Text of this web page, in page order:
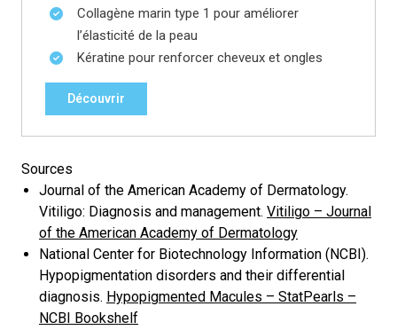
Collagène marin type 1 pour améliorer
l’élasticité de la peau
Kératine pour renforcer cheveux et ongles
Découvrir
Sources
Journal of the American Academy of Dermatology.
Vitiligo: Diagnosis and management. Vitiligo – Journal
of the American Academy of Dermatology
National Center for Biotechnology Information (NCBI).
Hypopigmentation disorders and their differential
diagnosis. Hypopigmented Macules – StatPearls –
NCBI Bookshelf